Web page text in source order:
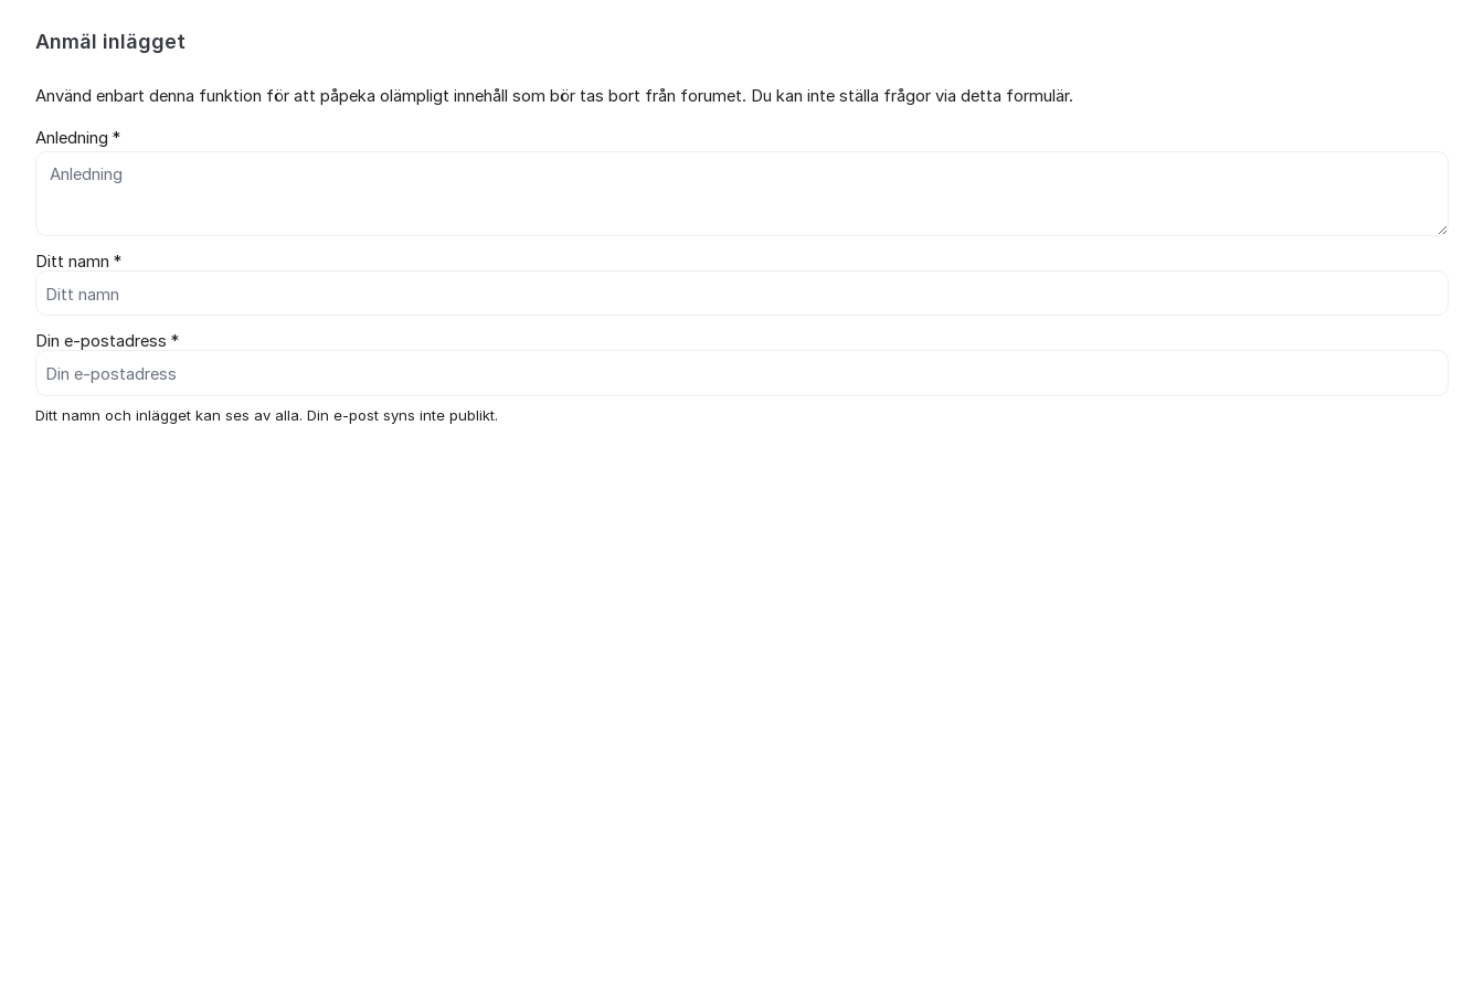
Anmäl inlägget
Använd enbart denna funktion för att påpeka olämpligt innehåll som bör tas bort från forumet. Du kan inte ställa frågor via detta formulär.
Anledning *
Ditt namn *
Din e-postadress *
Ditt namn och inlägget kan ses av alla. Din e-post syns inte publikt.